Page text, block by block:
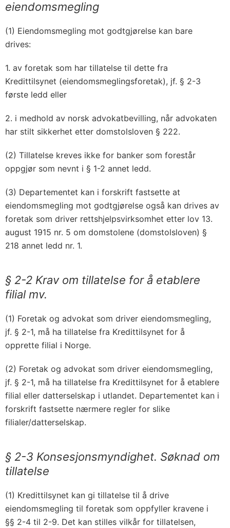
eiendoms­megling
(1) Eiendomsmegling mot godtgjørelse kan bare
drives:
1. av foretak som har tillatelse til dette fra
Kredittilsynet (eiendomsmeglingsforetak), jf. § 2-3
første ledd eller
2. i medhold av norsk advokatbevilling, når advokaten
har stilt sikkerhet etter domstolsloven § 222.
(2) Tillatelse kreves ikke for banker som forestår
oppgjør som nevnt i § 1-2 annet ledd.
(3) Departementet kan i forskrift fastsette at
eiendomsmegling mot godtgjørelse også kan drives av
foretak som driver rettshjelpsvirksomhet etter lov 13.
august 1915 nr. 5 om domstolene (domstolsloven) §
218 annet ledd nr. 1.
§ 2-2 Krav om tillatelse for å etablere
filial mv.
(1) Foretak og advokat som driver eiendomsmegling,
jf. § 2-1, må ha tillatelse fra Kredittilsynet for å
opprette filial i Norge.
(2) Foretak og advokat som driver eiendomsmegling,
jf. § 2-1, må ha tillatelse fra Kredittilsynet for å etablere
filial eller datterselskap i utlandet. Departementet kan i
forskrift fastsette nærmere regler for slike
filialer/datterselskap.
§ 2-3 Konsesjonsmyndighet. Søknad om
tillatelse
(1) Kredittilsynet kan gi tillatelse til å drive
eiendomsmegling til foretak som oppfyller kravene i
§§ 2-4 til 2-9. Det kan stilles vilkår for tillatelsen,